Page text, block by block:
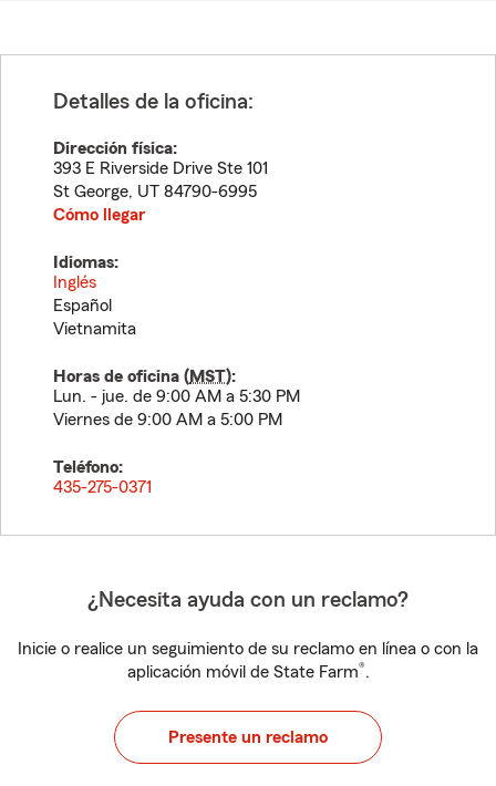
Detalles de la oficina:
Dirección física:
393 E Riverside Drive Ste 101
St George, UT 84790-6995
Cómo llegar
Idiomas:
Inglés
Español
Vietnamita
Horas de oficina (MST):
Lun. - jue. de 9:00 AM a 5:30 PM
Viernes de 9:00 AM a 5:00 PM
Teléfono:
435-275-0371
¿Necesita ayuda con un reclamo?
Inicie o realice un seguimiento de su reclamo en línea o con la
aplicación móvil de State Farm®.
Presente un reclamo